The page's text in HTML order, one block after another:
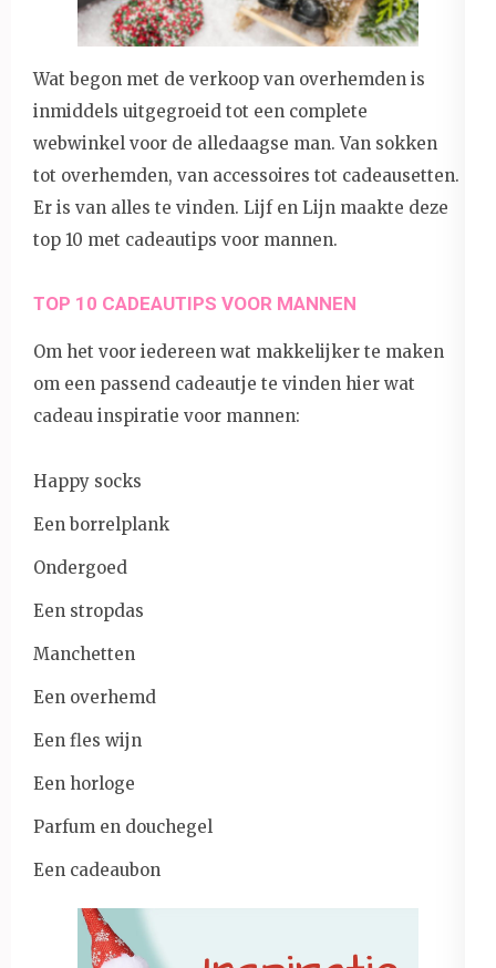
Wat begon met de verkoop van overhemden is
inmiddels uitgegroeid tot een complete
webwinkel voor de alledaagse man. Van sokken
tot overhemden, van accessoires tot cadeausetten.
Er is van alles te vinden. Lijf en Lijn maakte deze
top 10 met cadeautips voor mannen.
TOP 10 CADEAUTIPS VOOR MANNEN
Om het voor iedereen wat makkelijker te maken
om een passend cadeautje te vinden hier wat
cadeau inspiratie voor mannen:
Happy socks
Een borrelplank
Ondergoed
Een stropdas
Manchetten
Een overhemd
Een fles wijn
Een horloge
Parfum en douchegel
Een cadeaubon